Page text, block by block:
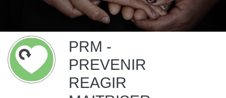
PRM -
PREVENIR
REAGIR